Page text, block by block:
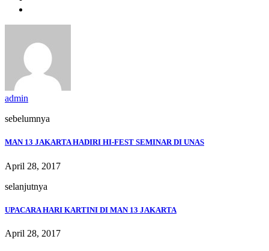
admin
sebelumnya
MAN 13 JAKARTA HADIRI HI-FEST SEMINAR DI UNAS
April 28, 2017
selanjutnya
UPACARA HARI KARTINI DI MAN 13 JAKARTA
April 28, 2017